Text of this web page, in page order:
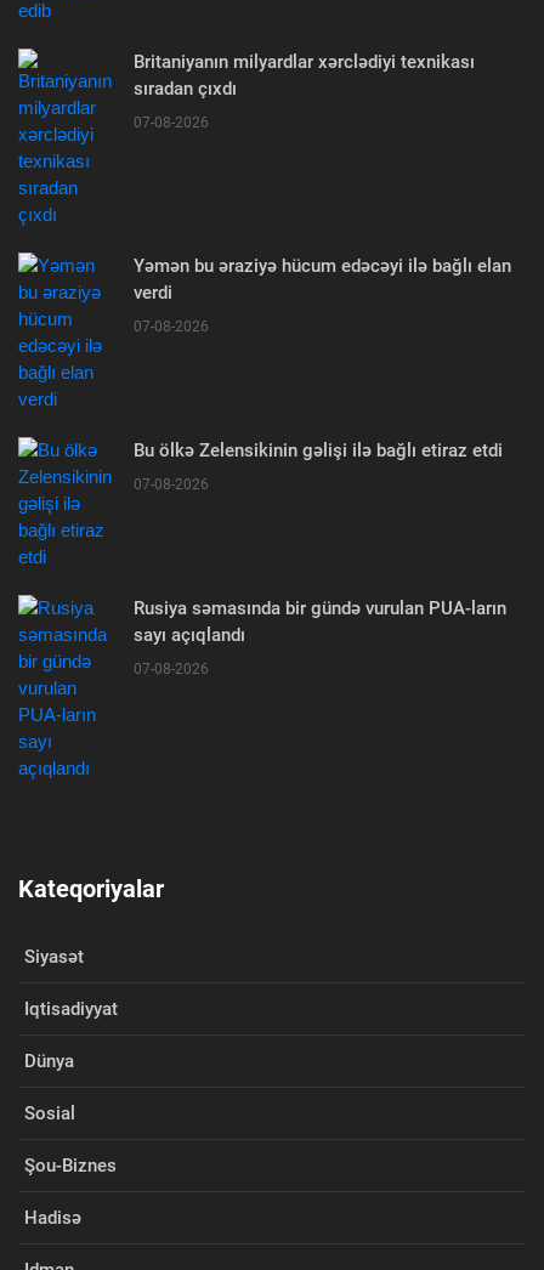
Britaniyanın milyardlar xərclədiyi texnikası
sıradan çıxdı
07-08-2026
Yəmən bu əraziyə hücum edəcəyi ilə bağlı elan
verdi
07-08-2026
Bu ölkə Zelensikinin gəlişi ilə bağlı etiraz etdi
07-08-2026
Rusiya səmasında bir gündə vurulan PUA-ların
sayı açıqlandı
07-08-2026
Kateqoriyalar
Siyasət
Iqtisadiyyat
Dünya
Sosial
Şou-Biznes
Hadisə